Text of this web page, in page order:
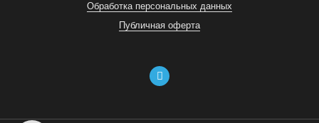
Обработка персональных данных
Публичная оферта